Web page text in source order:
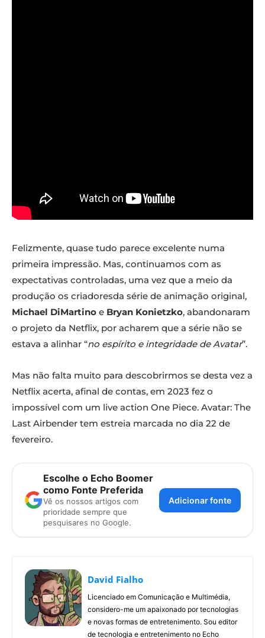
Felizmente, quase tudo parece excelente numa
primeira impressão. Mas, continuamos com as
expectativas controladas, uma vez que a meio da
produção os criadoresda série de animação original,
Michael DiMartino e Bryan Konietzko, abandonaram
o projeto da Netflix, por acharem que a série não se
estava a alinhar “no espírito e integridade de Avatar”.
Mas não falta muito para descobrirmos se desta vez a
Netflix acerta, afinal de contas, em 2023 fez o
impossível com um live action One Piece. Avatar: The
Last Airbender tem estreia marcada no dia 22 de
fevereiro.
Escolhe o Echo Boomer
como Fonte Preferida
Vê os nossos artigos com
prioridade sempre que
pesquisares no Google.
Adicionar fonte
David Fialho
Licenciado em Comunicação e Multimédia,
considero-me um apaixonado por tecnologias
e novas formas de entretenimento. Sou editor
de tecnologia e entretenimento no Echo